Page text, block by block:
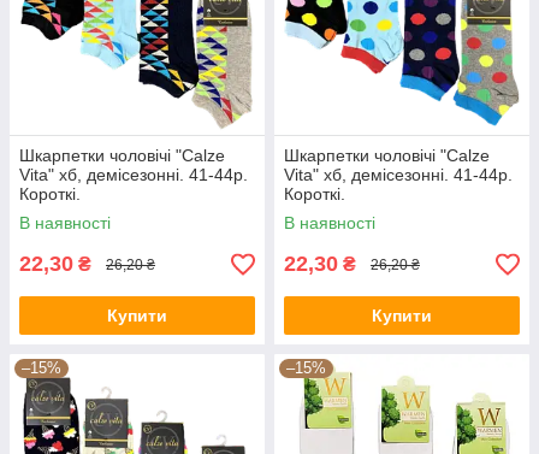
Шкарпетки чоловічі "Calze
Vita" хб, демісезонні. 41-44р.
Короткі.
В наявності
22,30 ₴ 26,20 ₴
Купити
Шкарпетки чоловічі "Calze
Vita" хб, демісезонні. 41-44р.
Короткі.
В наявності
22,30 ₴ 26,20 ₴
Купити
–15% –15%